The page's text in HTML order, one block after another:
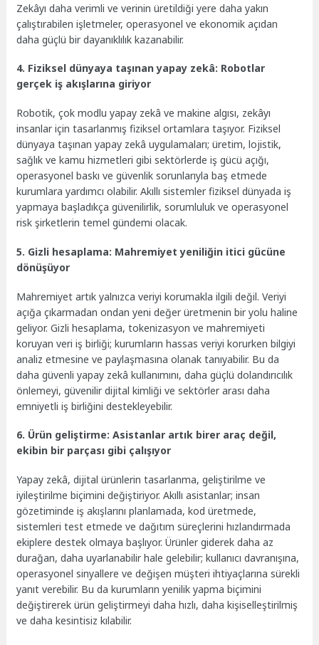
Zekâyı daha verimli ve verinin üretildiği yere daha yakın
çalıştırabilen işletmeler, operasyonel ve ekonomik açıdan
daha güçlü bir dayanıklılık kazanabilir.
4. Fiziksel dünyaya taşınan yapay zekâ: Robotlar
gerçek iş akışlarına giriyor
Robotik, çok modlu yapay zekâ ve makine algısı, zekâyı
insanlar için tasarlanmış fiziksel ortamlara taşıyor. Fiziksel
dünyaya taşınan yapay zekâ uygulamaları; üretim, lojistik,
sağlık ve kamu hizmetleri gibi sektörlerde iş gücü açığı,
operasyonel baskı ve güvenlik sorunlarıyla baş etmede
kurumlara yardımcı olabilir. Akıllı sistemler fiziksel dünyada iş
yapmaya başladıkça güvenilirlik, sorumluluk ve operasyonel
risk şirketlerin temel gündemi olacak.
5. Gizli hesaplama: Mahremiyet yeniliğin itici gücüne
dönüşüyor
Mahremiyet artık yalnızca veriyi korumakla ilgili değil. Veriyi
açığa çıkarmadan ondan yeni değer üretmenin bir yolu haline
geliyor. Gizli hesaplama, tokenizasyon ve mahremiyeti
koruyan veri iş birliği; kurumların hassas veriyi korurken bilgiyi
analiz etmesine ve paylaşmasına olanak tanıyabilir. Bu da
daha güvenli yapay zekâ kullanımını, daha güçlü dolandırıcılık
önlemeyi, güvenilir dijital kimliği ve sektörler arası daha
emniyetli iş birliğini destekleyebilir.
6. Ürün geliştirme: Asistanlar artık birer araç değil,
ekibin bir parçası gibi çalışıyor
Yapay zekâ, dijital ürünlerin tasarlanma, geliştirilme ve
iyileştirilme biçimini değiştiriyor. Akıllı asistanlar; insan
gözetiminde iş akışlarını planlamada, kod üretmede,
sistemleri test etmede ve dağıtım süreçlerini hızlandırmada
ekiplere destek olmaya başlıyor. Ürünler giderek daha az
durağan, daha uyarlanabilir hale gelebilir; kullanıcı davranışına,
operasyonel sinyallere ve değişen müşteri ihtiyaçlarına sürekli
yanıt verebilir. Bu da kurumların yenilik yapma biçimini
değiştirerek ürün geliştirmeyi daha hızlı, daha kişiselleştirilmiş
ve daha kesintisiz kılabilir.